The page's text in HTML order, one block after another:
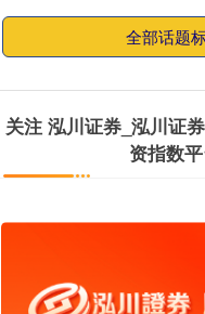
全部话题
关注 泓川证券_泓川证
资指数